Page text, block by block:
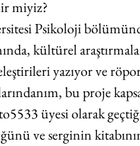
miyiz?
Psikoloji
kültürel
yazıyor ve
bu proje
üyesi olarak
ve serginin